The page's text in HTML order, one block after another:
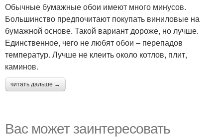
Обычные бумажные обои имеют много минусов.
Большинство предпочитают покупать виниловые на
бумажной основе. Такой вариант дороже, но лучше.
Единственное, чего не любят обои – перепадов
температур. Лучше не клеить около котлов, плит,
каминов.
читать дальше →
Вас может заинтересовать